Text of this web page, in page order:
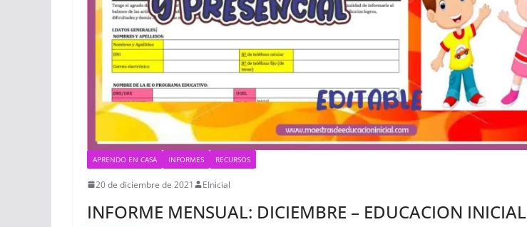
APRENDO EN CASA INFORMES RECURSOS
20 de diciembre de 2021 EInicial
INFORME MENSUAL: DICIEMBRE – EDUCACION INICIAL